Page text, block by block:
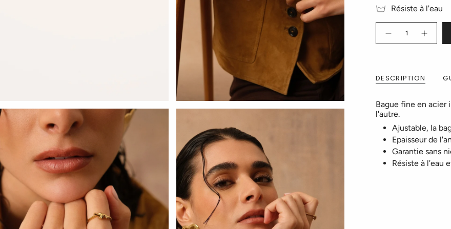
Résiste à l'eau
DESCRIPTION
Bague fine en acier
l'autre.
Ajustable, la
Epaisseur de
Garantie sans
Résiste à l’eau